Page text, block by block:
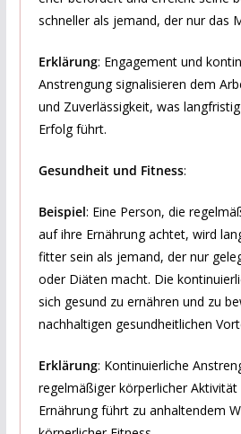
schneller als jemand, der nur das
Erklärung: Engagement und
Anstrengung signalisieren dem
und Zuverlässigkeit, was
Erfolg führt.
Gesundheit und Fitness:
Beispiel: Eine Person, die
auf ihre Ernährung achtet, wird
fitter sein als jemand, der nur
oder Diäten macht. Die
sich gesund zu ernähren und zu
nachhaltigen gesundheitlichen
Erklärung: Kontinuierliche
regelmäßiger körperlicher Aktivität
Ernährung führt zu anhaltendem